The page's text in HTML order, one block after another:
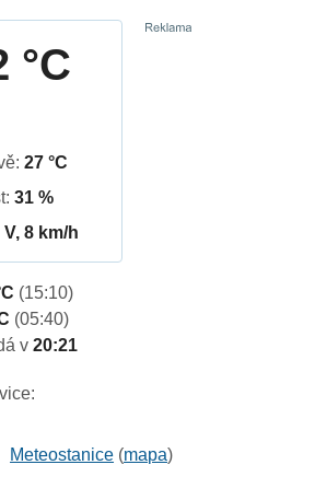
°C
27 °C
31 %
V, 8 km/h
(15:10)
(05:40)
v20:21
Meteostanice (mapa)